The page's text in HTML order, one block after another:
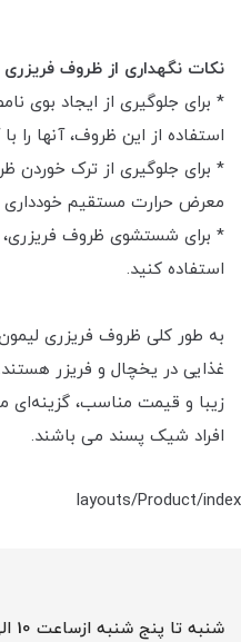
نکات نگهداری از ظروف
* برای جلوگیری از ایجاد بوی
استفاده از این ظروف، آنها را
* برای جلوگیری از ترک خوردن
معرض حرارت مستقیم خودداری
* برای شستشوی ظروف فریزری،
استفاده کنید.
به طور کلی ظروف فریزری لیمون
غذایی در یخچال و فریزر
زیبا و قیمت مناسب، گزینه‌ای
افراد شیک پسند می باشند.
layouts/Product/index
شنبه تا پنج شنبه ازساعت 10 الی 22 پاسخگوی شما هستیم